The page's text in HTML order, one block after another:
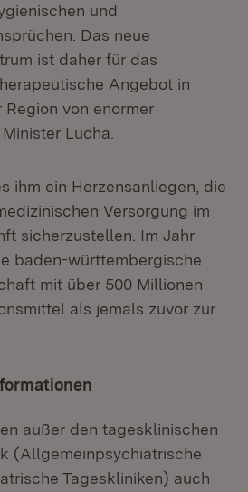
und
Das neue
ist daher für das
Angebot in
von enormer
Lucha.
ihm ein Herzensanliegen, die
Versorgung im
sicherzustellen. Im Jahr
baden-württembergische
mit über 500 Millionen
als jemals zuvor zur
außer den tagesklinischen
(Allgemeinpsychiatrische
Tageskliniken) auch